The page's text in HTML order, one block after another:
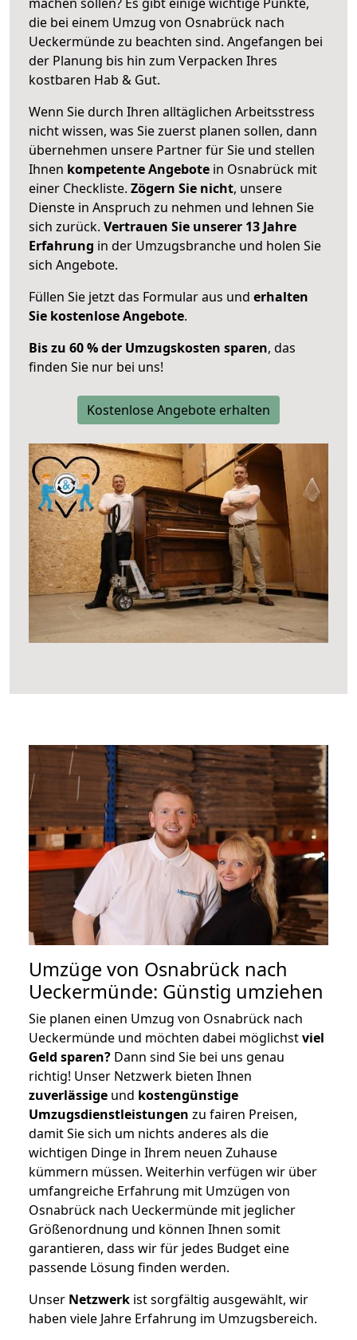
die bei einem Umzug von Osnabrück nach
Ueckermünde zu beachten sind. Angefangen bei
der Planung bis hin zum Verpacken Ihres
kostbaren Hab & Gut.
Wenn Sie durch Ihren alltäglichen Arbeitsstress
nicht wissen, was Sie zuerst planen sollen, dann
übernehmen unsere Partner für Sie und stellen
Ihnen kompetente Angebote in Osnabrück mit
einer Checkliste. Zögern Sie nicht, unsere
Dienste in Anspruch zu nehmen und lehnen Sie
sich zurück. Vertrauen Sie unserer 13 Jahre
Erfahrung in der Umzugsbranche und holen Sie
sich Angebote.
Füllen Sie jetzt das Formular aus und erhalten
Sie kostenlose Angebote.
Bis zu 60 % der Umzugskosten sparen, das
finden Sie nur bei uns!
Kostenlose Angebote erhalten
Umzüge von Osnabrück nach
Ueckermünde: Günstig umziehen
Sie planen einen Umzug von Osnabrück nach
Ueckermünde und möchten dabei möglichstviel
Geld sparen? Dann sind Sie bei uns genau
richtig! Unser Netzwerk bieten Ihnen
zuverlässige und kostengünstige
Umzugsdienstleistungen zu fairen Preisen,
damit Sie sich um nichts anderes als die
wichtigen Dinge in Ihrem neuen Zuhause
kümmern müssen. Weiterhin verfügen wir über
umfangreiche Erfahrung mit Umzügen von
Osnabrück nach Ueckermünde mit jeglicher
Größenordnung und können Ihnen somit
garantieren, dass wir für jedes Budget eine
passende Lösung finden werden.
Unser Netzwerk ist sorgfältig ausgewählt, wir
haben viele Jahre Erfahrung im Umzugsbereich.